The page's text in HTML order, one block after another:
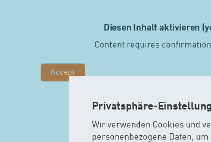
Privatsphäre-
Wir verwenden Cookies und
personenbezogene Daten, um
Diesen Inhalt aktivieren
Content requires confirmation
Accept